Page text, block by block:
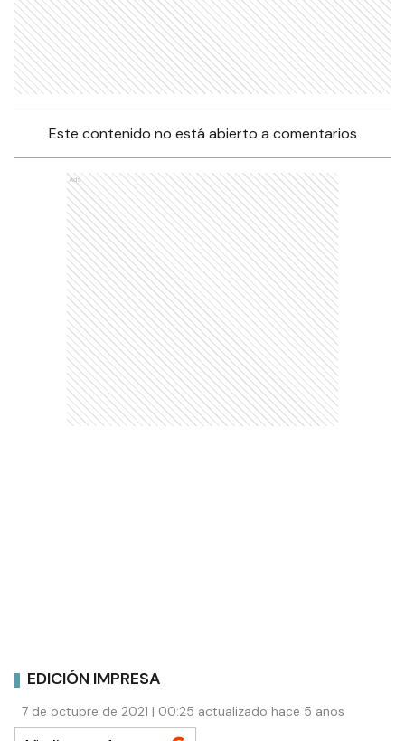
Este contenido no está abierto a comentarios
Ads
EDICIÓN IMPRESA
7 de octubre de 2021 | 00:25 actualizado hace 5 años